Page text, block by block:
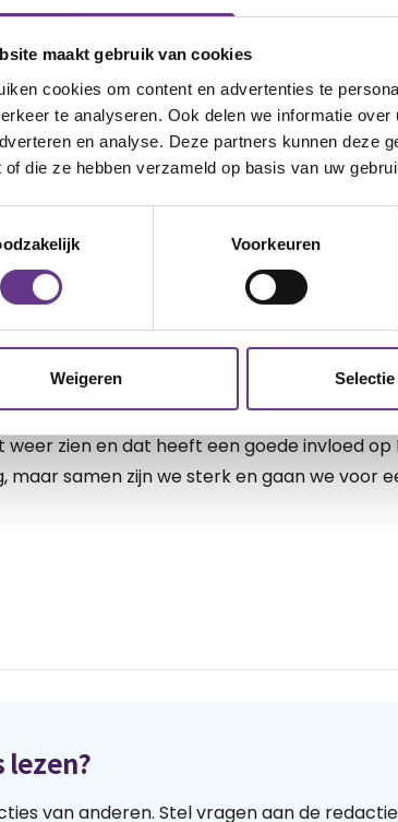
maakt gebruik van cookies
cookies om content en advertenties te
te analyseren. Ook delen we informatie
en analyse. Deze partners kunnen deze
of die ze hebben verzameld op basis van uw
Voorkeuren
Weigeren
die ik al die jaren ingehouden had er in
heb me ziek gemeld op mijn werk en kreeg
gaan helen. Ik ben zo blij met de hulp die ik
aan mijn verdriet en mijn boosheid. Mijn
liefde voor ons gezin.
in contact te komen met andere ouders.
anderen voel ik mij niet meer zo alleen en
met andere mensen.
nieuwe vriendinnen die ik voornamelijk
naar omstandigheden goed.
van elkaar en ons mooie gezin
weer zien en dat heeft een goede invloed op
maar samen zijn we sterk en gaan we voor
lezen?
van anderen. Stel vragen aan de